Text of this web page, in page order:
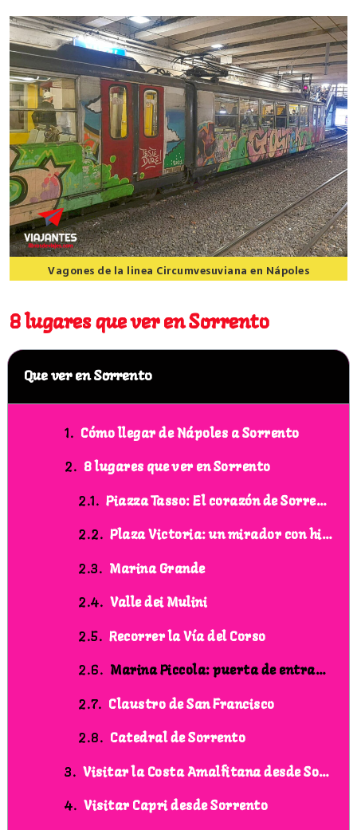
Vagones de la linea Circumvesuviana en Nápoles
8 lugares que ver en Sorrento
Que ver en Sorrento
Cómo llegar de Nápoles a Sorrento
8 lugares que ver en Sorrento
Piazza Tasso: El corazón de Sorrento
Plaza Victoria: un mirador con historia y belleza
Marina Grande
Valle dei Mulini
Recorrer la Vía del Corso
Marina Piccola: puerta de entrada a la Costa Amalfitana
Claustro de San Francisco
Catedral de Sorrento
Visitar la Costa Amalfitana desde Sorrento
Visitar Capri desde Sorrento